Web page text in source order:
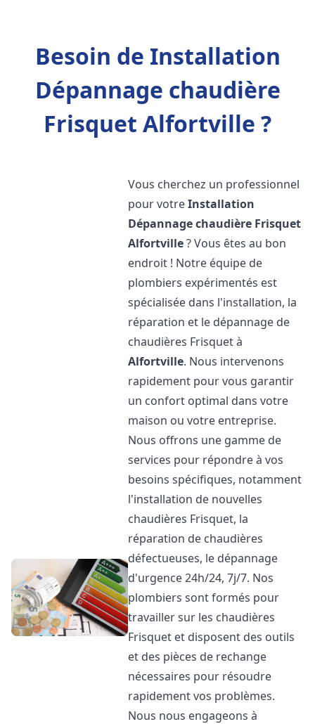
Besoin de Installation
Dépannage chaudière
Frisquet Alfortville ?
Vous cherchez un professionnel
pour votreInstallation
Dépannage chaudière Frisquet
Alfortville? Vous êtes au bon
endroit ! Notre équipe de
plombiers expérimentés est
spécialisée dans l'installation, la
réparation et le dépannage de
chaudières Frisquet à
Alfortville. Nous intervenons
rapidement pour vous garantir
un confort optimal dans votre
maison ou votre entreprise.
Nous offrons une gamme de
services pour répondre à vos
besoins spécifiques, notamment
l'installation de nouvelles
chaudières Frisquet, la
réparation de chaudières
défectueuses, le dépannage
d'urgence 24h/24, 7j/7. Nos
plombiers sont formés pour
travailler sur les chaudières
Frisquet et disposent des outils
et des pièces de rechange
nécessaires pour résoudre
rapidement vos problèmes.
Nous nous engageons à